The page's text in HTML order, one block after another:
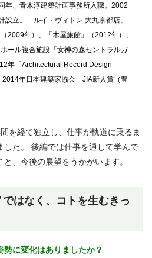
年、青木淳建築計画事務所入職。2002
立。「ルイ・ヴィトン 大丸京都店」
2009年）、「木屋旅館」（2012年）、
ール複合施設「女神の森セントラルガ
年「Architectural Record Design
2014年日本建築家協会 JIA新人賞（豊
を経て独立し、仕事が軌道に乗るま
した。 後編では仕事を通して学んで
、今後の展望をうかがいます。
はなく、コトを生むきっ
勢に変化はありましたか？